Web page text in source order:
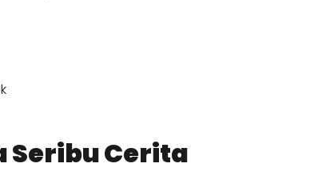
Seribu Cerita